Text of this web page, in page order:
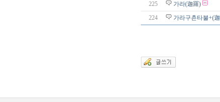
225
가라(迦羅)
224
가라구촌타불+(